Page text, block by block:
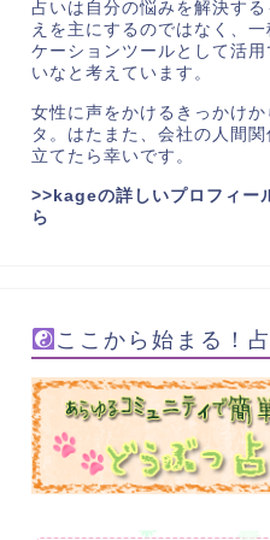
占いは自分の悩みを解決す
えを主にするのではなく、
ケーションツールとして活用
いなと考えています。
女性に声をかけるきっかけか
タ。はたまた、会社の人間
立てたら幸いです。
>>kageの詳しいプロフィー
ら
ここから始まる！